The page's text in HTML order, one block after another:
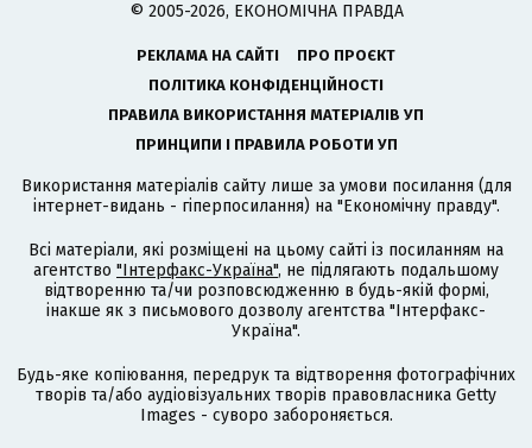
© 2005-2026, ЕКОНОМІЧНА ПРАВДА
РЕКЛАМА НА САЙТІ
ПРО ПРОЄКТ
ПОЛІТИКА КОНФІДЕНЦІЙНОСТІ
ПРАВИЛА ВИКОРИСТАННЯ МАТЕРІАЛІВ УП
ПРИНЦИПИ І ПРАВИЛА РОБОТИ УП
Використання матеріалів сайту лише за умови посилання (для
інтернет-видань - гіперпосилання) на "Економічну правду".
Всі матеріали, які розміщені на цьому сайті із посиланням на
агентство "Інтерфакс-Україна", не підлягають подальшому
відтворенню та/чи розповсюдженню в будь-якій формі,
інакше як з письмового дозволу агентства "Інтерфакс-
Україна".
Будь-яке копіювання, передрук та відтворення фотографічних
творів та/або аудіовізуальних творів правовласника Getty
Images - суворо забороняється.